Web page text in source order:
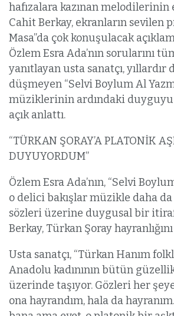
hafızalara kazınan melodilerinin
Cahit Berkay, ekranların sevilen
Masa”da çok konuşulacak
Özlem Esra Ada’nın sorularını
yanıtlayan usta sanatçı, yıllardır
düşmeyen “Selvi Boylum Al
müziklerinin ardındaki
açık anlattı.
“TÜRKAN ŞORAY’A PLATONİK
DUYUYORDUM”
Özlem Esra Ada’nın, “Selvi
o delici bakışlar müzikle daha
sözleri üzerine duygusal bir
Berkay, Türkan Şoray
Usta sanatçı, “Türkan Hanım
Anadolu kadınının bütün
üzerinde taşıyor. Gözleri her
ona hayrandım, hala da